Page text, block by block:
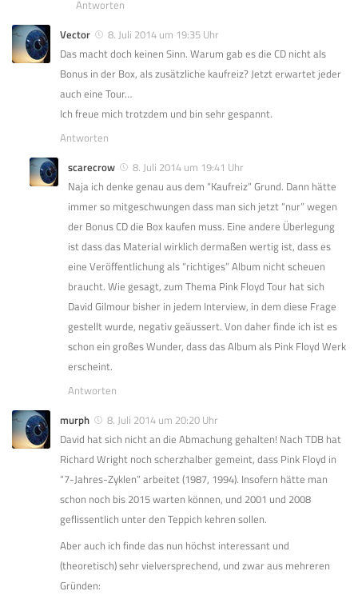
Antworten
Vector
8. Juli 2014 um 19:35 Uhr
Das macht doch keinen Sinn. Warum gab es die CD nicht als
Bonus in der Box, als zusätzliche kaufreiz? Jetzt erwartet jeder
auch eine Tour…
Ich freue mich trotzdem und bin sehr gespannt.
Antworten
scarecrow
8. Juli 2014 um 19:41 Uhr
Naja ich denke genau aus dem “Kaufreiz” Grund. Dann hätte
immer so mitgeschwungen dass man sich jetzt “nur” wegen
der Bonus CD die Box kaufen muss. Eine andere Überlegung
ist dass das Material wirklich dermaßen wertig ist, dass es
eine Veröffentlichung als “richtiges” Album nicht scheuen
braucht. Wie gesagt, zum Thema Pink Floyd Tour hat sich
David Gilmour bisher in jedem Interview, in dem diese Frage
gestellt wurde, negativ geäussert. Von daher finde ich ist es
schon ein großes Wunder, dass das Album als Pink Floyd Werk
erscheint.
Antworten
murph
8. Juli 2014 um 20:20 Uhr
David hat sich nicht an die Abmachung gehalten! Nach TDB hat
Richard Wright noch scherzhalber gemeint, dass Pink Floyd in
“7-Jahres-Zyklen” arbeitet (1987, 1994). Insofern hätte man
schon noch bis 2015 warten können, und 2001 und 2008
geflissentlich unter den Teppich kehren sollen.
Aber auch ich finde das nun höchst interessant und
(theoretisch) sehr vielversprechend, und zwar aus mehreren
Gründen: